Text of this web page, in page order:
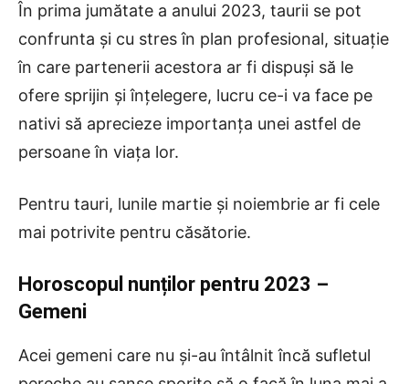
În prima jumătate a anului 2023, taurii se pot
confrunta și cu stres în plan profesional, situație
în care partenerii acestora ar fi dispuși să le
ofere sprijin și înțelegere, lucru ce-i va face pe
nativi să aprecieze importanța unei astfel de
persoane în viața lor.
Pentru tauri, lunile martie și noiembrie ar fi cele
mai potrivite pentru căsătorie.
Horoscopul nunților pentru 2023 –
Gemeni
Acei gemeni care nu și-au întâlnit încă sufletul